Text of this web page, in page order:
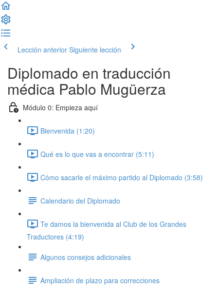
Lección anterior Siguiente lección
Diplomado en traducción
médica Pablo Mugüerza
Módulo 0: Empieza aquí
Bienvenida (1:20)
Qué es lo que vas a encontrar (5:11)
Cómo sacarle el máximo partido al Diplomado (3:58)
Calendario del Diplomado
Te damos la bienvenida al Club de los Grandes
Traductores (4:19)
Algunos consejos adicionales
Ampliación de plazo para correcciones